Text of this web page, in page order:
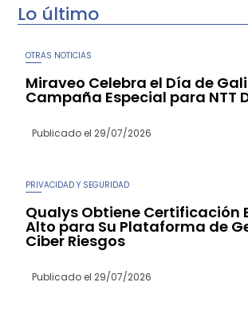
Lo último
OTRAS NOTICIAS
Miraveo Celebra el Día de
Campaña Especial para NTT
Publicado el 29/07/2026
PRIVACIDAD Y SEGURIDAD
Qualys Obtiene Certificación
Alto para Su Plataforma de
Ciber Riesgos
Publicado el 29/07/2026